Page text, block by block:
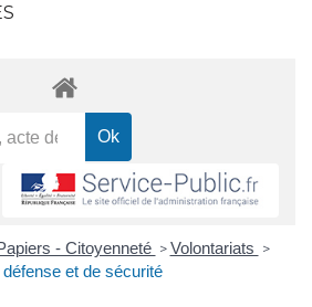
- Citoyenneté > Volontariats >
et de sécurité